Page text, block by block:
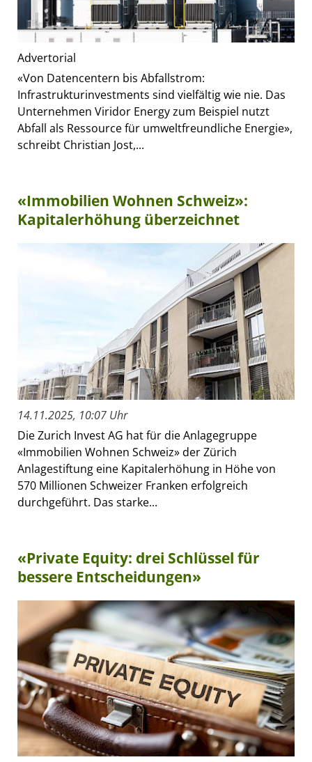
Advertorial
«Von Datencentern bis Abfallstrom:
Infrastrukturinvestments sind vielfältig wie nie. Das
Unternehmen Viridor Energy zum Beispiel nutzt
Abfall als Ressource für umweltfreundliche Energie»,
schreibt Christian Jost,...
«Immobilien Wohnen Schweiz»:
Kapitalerhöhung überzeichnet
14.11.2025, 10:07 Uhr
Die Zurich Invest AG hat für die Anlagegruppe
«Immobilien Wohnen Schweiz» der Zürich
Anlagestiftung eine Kapitalerhöhung in Höhe von
570 Millionen Schweizer Franken erfolgreich
durchgeführt. Das starke...
«Private Equity: drei Schlüssel für
bessere Entscheidungen»